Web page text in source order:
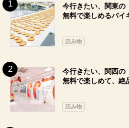
今行きたい、関東の
無料で楽しめるバイ
読み物
今行きたい、関西の
無料で楽しめて、絶
読み物